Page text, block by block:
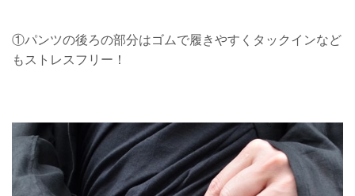
①パンツの後ろの部分はゴムで履きやすくタックインなど
もストレスフリー！